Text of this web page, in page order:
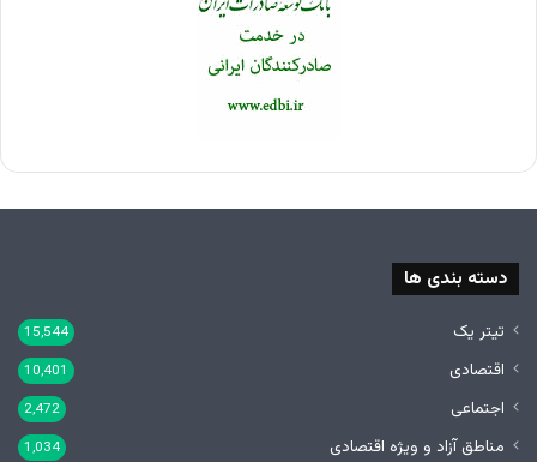
دسته بندی ها
تیتر یک 15,544
اقتصادی 10,401
اجتماعی 2,472
مناطق آزاد و ویژه اقتصادی 1,034